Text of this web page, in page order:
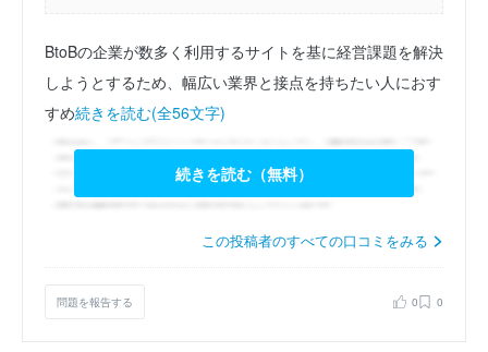
BtoBの企業が数多く利用するサイトを基に経営課題を解決
しようとするため、幅広い業界と接点を持ちたい人におす
すめ続きを読む(全56文字)
続きを読む（無料）
この投稿者のすべての口コミをみる
問題を報告する 0 0